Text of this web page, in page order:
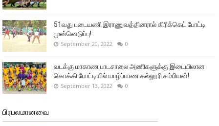
51வது படையணி இராணுவத்தினரால் கிரிக்கெட் போட்டி
முன்னெடுப்பு!
September 20, 2022 0
வடக்கு மாகாண பாடசாலை அணிகளுக்கு இடையிலான
கொக்கி போட்டியில் யாழ்ப்பாண கல்லூரி சம்பியன்!
September 13, 2022 0
பிரபலமானவை